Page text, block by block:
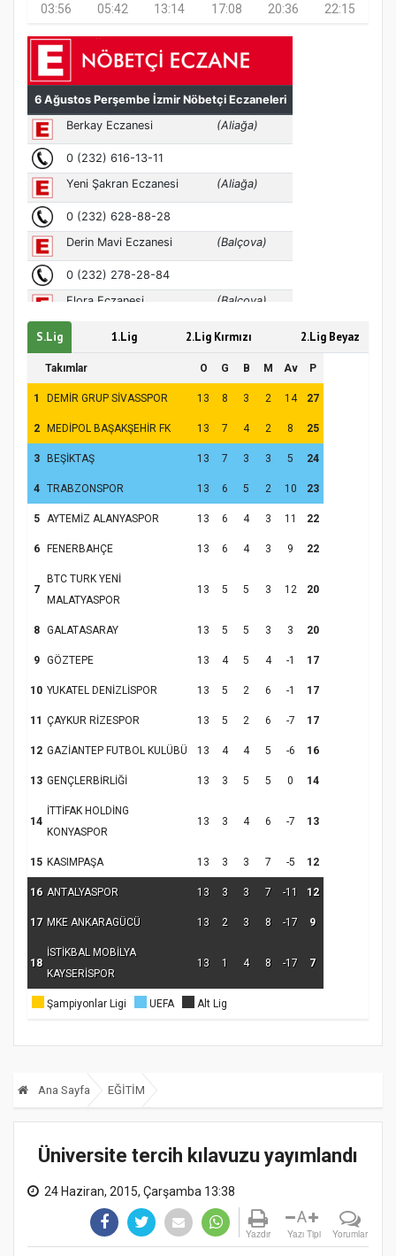
Türkiye’de insanlar dinle bağlarını
koparıyor mu?
03:56
05:42 13:14 17:08 20:36 22:15
S.Lig 1.Lig 2.Lig Kırmızı 2.Lig Beyaz
Takımlar O G B M Av P
1 DEMİR GRUP SİVASSPOR 13 8 3 2 14 27
2 MEDİPOL BAŞAKŞEHİR FK 13 7 4 2 8 25
3 BEŞİKTAŞ 13 7 3 3 5 24
4 TRABZONSPOR 13 6 5 2 10 23
5 AYTEMİZ ALANYASPOR 13 6 4 3 11 22
6 FENERBAHÇE 13 6 4 3 9 22
7
BTC TURK YENİ
MALATYASPOR
13 5 5 3 12 20
8 GALATASARAY 13 5 5 3 3 20
9 GÖZTEPE 13 4 5 4 -1 17
10 YUKATEL DENİZLİSPOR 13 5 2 6 -1 17
11 ÇAYKUR RİZESPOR 13 5 2 6 -7 17
12 GAZİANTEP FUTBOL KULÜBÜ 13 4 4 5 -6 16
13 GENÇLERBİRLİĞİ 13 3 5 5 0 14
14
İTTİFAK HOLDİNG
KONYASPOR
13 3 4 6 -7 13
15 KASIMPAŞA 13 3 3 7 -5 12
16 ANTALYASPOR 13 3 3 7 -11 12
17 MKE ANKARAGÜCÜ 13 2 3 8 -17 9
18
İSTİKBAL MOBİLYA
KAYSERİSPOR
13 1 4 8 -17 7
Şampiyonlar Ligi UEFA Alt Lig
Ana Sayfa EĞİTİM
Üniversite tercih kılavuzu yayımlandı
24 Haziran, 2015, Çarşamba 13:38
Yazdır
A
Yazı Tipi Yorumlar